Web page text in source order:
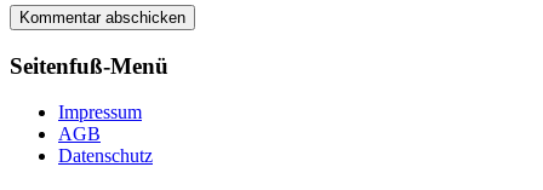
Seitenfuß-Menü
Impressum
AGB
Datenschutz